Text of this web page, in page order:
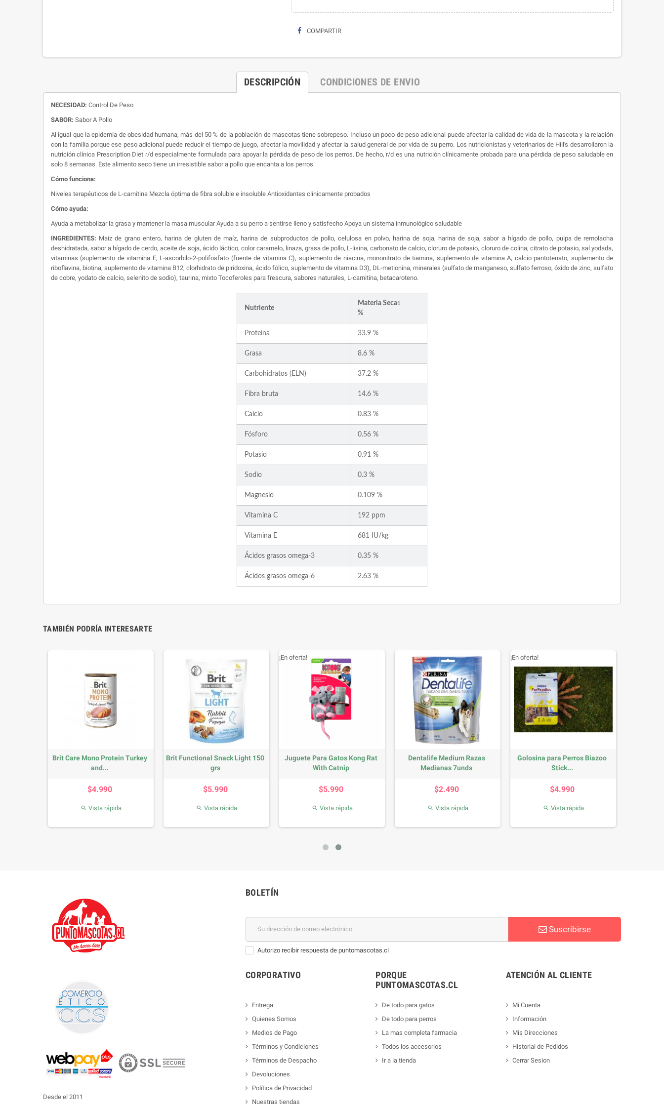
COMPARTIR
DESCRIPCIÓN CONDICIONES DE ENVIO
NECESIDAD: Control De Peso
SABOR: Sabor A Pollo
Al igual que la epidemia de obesidad humana, más del 50 % de la población de mascotas tiene sobrepeso. Incluso un poco de peso adicional puede afectar la calidad de vida de la mascota y la relación
con la familia porque ese peso adicional puede reducir el tiempo de juego, afectar la movilidad y afectar la salud general de por vida de su perro. Los nutricionistas y veterinarios de Hill's desarrollaron la
nutrición clínica Prescription Diet r/d especialmente formulada para apoyar la pérdida de peso de los perros. De hecho, r/d es una nutrición clínicamente probada para una pérdida de peso saludable en
solo 8 semanas. Este alimento seco tiene un irresistible sabor a pollo que encanta a los perros.
Cómo funciona:
Niveles terapéuticos de L-carnitina Mezcla óptima de fibra soluble e insoluble Antioxidantes clínicamente probados
Cómo ayuda:
Ayuda a metabolizar la grasa y mantener la masa muscular Ayuda a su perro a sentirse lleno y satisfecho Apoya un sistema inmunológico saludable
INGREDIENTES: Maíz de grano entero, harina de gluten de maíz, harina de subproductos de pollo, celulosa en polvo, harina de soja, harina de soja, sabor a hígado de pollo, pulpa de remolacha
deshidratada, sabor a hígado de cerdo, aceite de soja, ácido láctico, color caramelo, linaza, grasa de pollo, L-lisina, carbonato de calcio, cloruro de potasio, cloruro de colina, citrato de potasio, sal yodada,
vitaminas (suplemento de vitamina E, L-ascorbilo-2-polifosfato (fuente de vitamina C), suplemento de niacina, mononitrato de tiamina, suplemento de vitamina A, calcio pantotenato, suplemento de
riboflavina, biotina, suplemento de vitamina B12, clorhidrato de piridoxina, ácido fólico, suplemento de vitamina D3), DL-metionina, minerales (sulfato de manganeso, sulfato ferroso, óxido de zinc, sulfato
de cobre, yodato de calcio, selenito de sodio), taurina, mixto Tocoferoles para frescura, sabores naturales, L-carnitina, betacaroteno.
Nutriente
Materia Seca1
%
Proteína 33.9 %
Grasa 8.6 %
Carbohidratos (ELN) 37.2 %
Fibra bruta 14.6 %
Calcio 0.83 %
Fósforo 0.56 %
Potasio 0.91 %
Sodio 0.3 %
Magnesio 0.109 %
Vitamina C 192 ppm
Vitamina E 681 IU/kg
Ácidos grasos omega-3 0.35 %
Ácidos grasos omega-6 2.63 %
TAMBIÉN PODRÍA INTERESARTE
Brit Care Mono Protein Turkey
and...
$4.990
 Vista rápida
Brit Functional Snack Light 150
grs
$5.990
 Vista rápida
Juguete Para Gatos Kong Rat
With Catnip
$5.990
¡En oferta!
 Vista rápida
Dentalife Medium Razas
Medianas 7unds
$2.490
 Vista rápida
Golosina para Perros Biazoo
Stick...
$4.990
¡En oferta!
 Vista rápida
Desde el 2011
BOLETÍN
Suscribirse
Autorizo recibir respuesta de puntomascotas.cl
CORPORATIVO
Entrega
Quienes Somos
Medios de Pago
Términos y Condiciones
Términos de Despacho
Devoluciones
Política de Privacidad
Nuestras tiendas
PORQUE
PUNTOMASCOTAS.CL
De todo para gatos
De todo para perros
La mas completa farmacia
Todos los accesorios
Ir a la tienda
ATENCIÓN AL CLIENTE
Mi Cuenta
Información
Mis Direcciones
Historial de Pedidos
Cerrar Sesion